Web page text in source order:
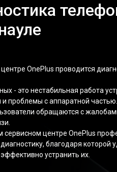
OnePlus проводится
- это нестабильная работа
и проблемы с аппаратной частью.
обращаются с
сервисном центре OnePlus
благодаря которой
устранить их.